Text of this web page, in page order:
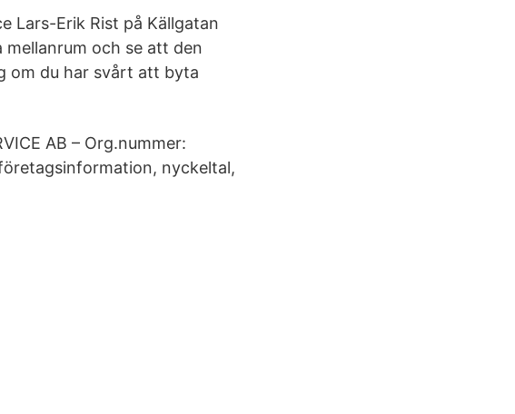
Lars-Erik Rist på Källgatan
mellanrum och se att den
om du har svårt att byta
AB – Org.nummer:
nyckeltal,